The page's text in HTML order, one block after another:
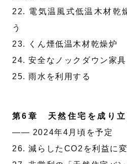
22. 電気温風式低温木材乾
う
23. くん煙低温木材乾燥炉
24. 安全なノックダウン家具
25. 雨水を利用する
第6章 天然住宅を成り立
—— 2024年4月頃を予定
26. 減らしたCO2を利益に